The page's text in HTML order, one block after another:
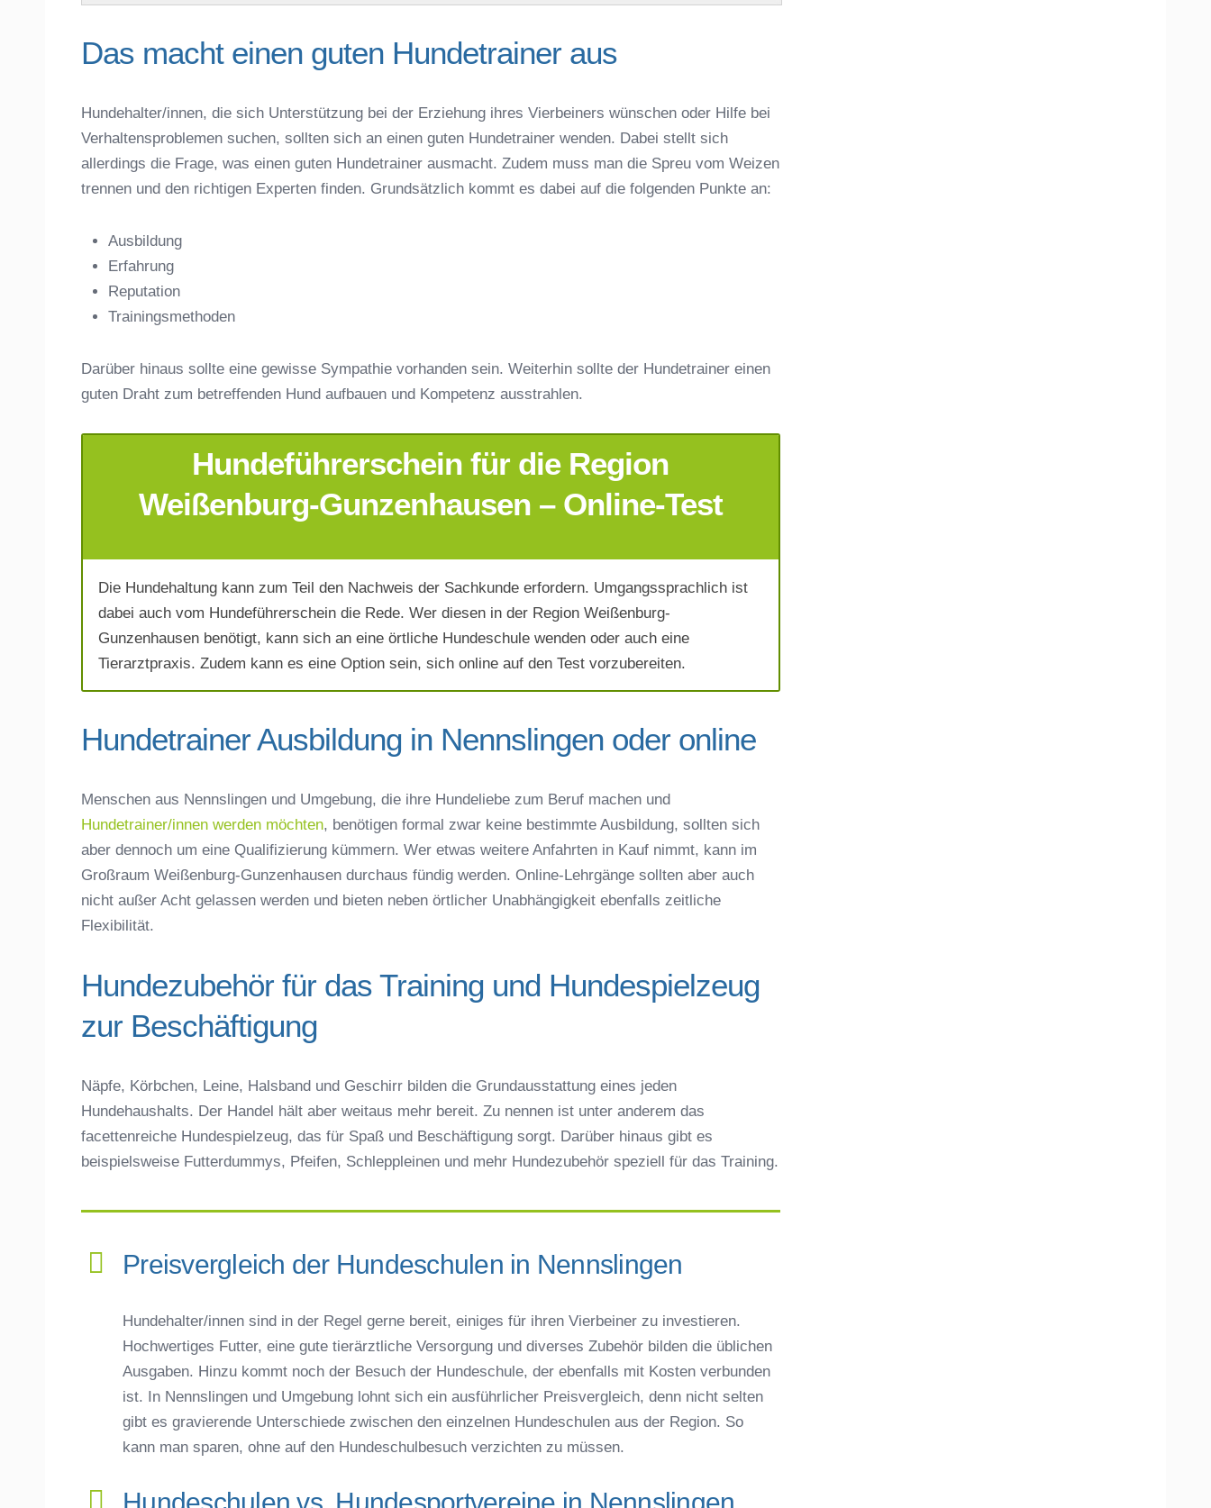
Name der Hundeschule*
Anschrift
E-Mail-Adresse *
Telefonnummer*
Absenden
Das macht einen guten Hundetrainer aus
Hundehalter/innen, die sich Unterstützung bei der Erziehung ihres Vierbeiners wünschen oder Hilfe bei
Verhaltensproblemen suchen, sollten sich an einen guten Hundetrainer wenden. Dabei stellt sich
allerdings die Frage, was einen guten Hundetrainer ausmacht. Zudem muss man die Spreu vom Weizen
trennen und den richtigen Experten finden. Grundsätzlich kommt es dabei auf die folgenden Punkte an:
Ausbildung
Erfahrung
Reputation
Trainingsmethoden
Darüber hinaus sollte eine gewisse Sympathie vorhanden sein. Weiterhin sollte der Hundetrainer einen
guten Draht zum betreffenden Hund aufbauen und Kompetenz ausstrahlen.
Hundeführerschein für die Region
Weißenburg-Gunzenhausen – Online-Test
Die Hundehaltung kann zum Teil den Nachweis der Sachkunde erfordern. Umgangssprachlich ist
dabei auch vom Hundeführerschein die Rede. Wer diesen in der Region Weißenburg-
Gunzenhausen benötigt, kann sich an eine örtliche Hundeschule wenden oder auch eine
Tierarztpraxis. Zudem kann es eine Option sein, sich online auf den Test vorzubereiten.
Hundetrainer Ausbildung in Nennslingen oder online
Menschen aus Nennslingen und Umgebung, die ihre Hundeliebe zum Beruf machen und
Hundetrainer/innen werden möchten, benötigen formal zwar keine bestimmte Ausbildung, sollten sich
aber dennoch um eine Qualifizierung kümmern. Wer etwas weitere Anfahrten in Kauf nimmt, kann im
Großraum Weißenburg-Gunzenhausen durchaus fündig werden. Online-Lehrgänge sollten aber auch
nicht außer Acht gelassen werden und bieten neben örtlicher Unabhängigkeit ebenfalls zeitliche
Flexibilität.
Hundezubehör für das Training und Hundespielzeug
zur Beschäftigung
Näpfe, Körbchen, Leine, Halsband und Geschirr bilden die Grundausstattung eines jeden
Hundehaushalts. Der Handel hält aber weitaus mehr bereit. Zu nennen ist unter anderem das
facettenreiche Hundespielzeug, das für Spaß und Beschäftigung sorgt. Darüber hinaus gibt es
beispielsweise Futterdummys, Pfeifen, Schleppleinen und mehr Hundezubehör speziell für das Training.
Preisvergleich der Hundeschulen in Nennslingen
Hundehalter/innen sind in der Regel gerne bereit, einiges für ihren Vierbeiner zu investieren.
Hochwertiges Futter, eine gute tierärztliche Versorgung und diverses Zubehör bilden die üblichen
Ausgaben. Hinzu kommt noch der Besuch der Hundeschule, der ebenfalls mit Kosten verbunden
ist. In Nennslingen und Umgebung lohnt sich ein ausführlicher Preisvergleich, denn nicht selten
gibt es gravierende Unterschiede zwischen den einzelnen Hundeschulen aus der Region. So
kann man sparen, ohne auf den Hundeschulbesuch verzichten zu müssen.